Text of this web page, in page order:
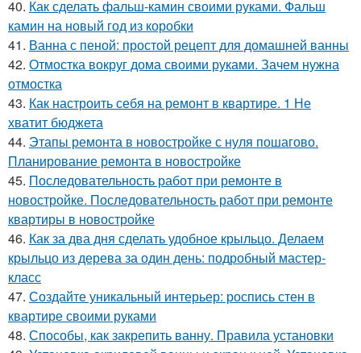
40. Как сделать фальш-камин своими руками. Фальш
камин на новый год из коробки
41. Ванна с пеной: простой рецепт для домашней ванны
42. Отмостка вокруг дома своими руками. Зачем нужна
отмостка
43. Как настроить себя на ремонт в квартире. 1 Не
хватит бюджета
44. Этапы ремонта в новостройке с нуля пошагово.
Планирование ремонта в новостройке
45. Последовательность работ при ремонте в
новостройке. Последовательность работ при ремонте
квартиры в новостройке
46. Как за два дня сделать удобное крыльцо. Делаем
крыльцо из дерева за один день: подробный мастер-
класс
47. Создайте уникальный интерьер: роспись стен в
квартире своими руками
48. Способы, как закрепить ванну. Правила установки